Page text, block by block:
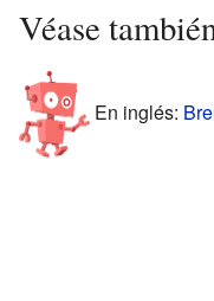
Véase
En inglés: